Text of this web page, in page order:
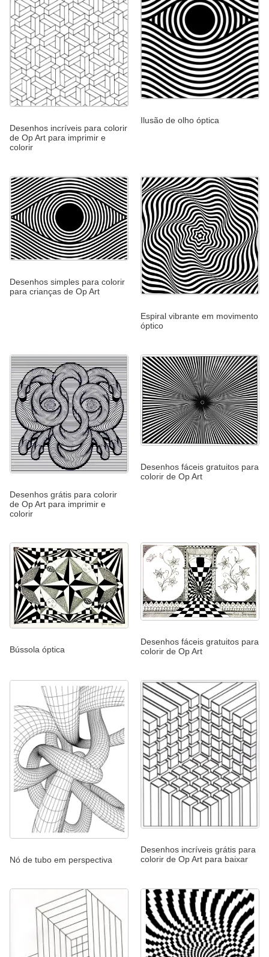
Desenhos incríveis para colorir
de Op Art para imprimir e
colorir
Ilusão de olho óptica
Desenhos simples para colorir
para crianças de Op Art
Espiral vibrante em movimento
óptico
Desenhos grátis para colorir
de Op Art para imprimir e
colorir
Desenhos fáceis gratuitos para
colorir de Op Art
Bússola óptica
Desenhos fáceis gratuitos para
colorir de Op Art
Nó de tubo em perspectiva
Desenhos incríveis grátis para
colorir de Op Art para baixar